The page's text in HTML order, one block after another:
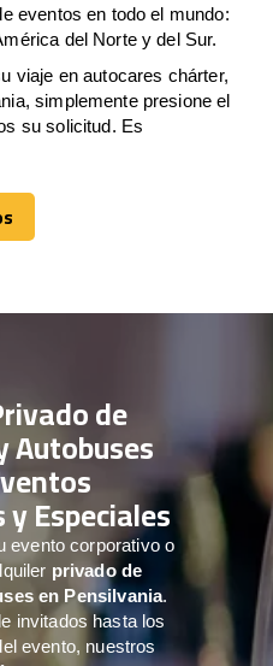
eventos en todo el mundo:
del Norte y del Sur.
viaje en autocares chárter,
simplemente presione el
su solicitud. Es
de
Autobuses
Especiales
evento corporativo o
privado de
en Pensilvania.
invitados hasta los
evento, nuestros